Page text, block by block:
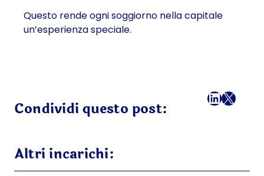
Questo rende ogni soggiorno nella capitale
un’esperienza speciale.
Condividi questo post:
Facebook
LinkedIn
X
Altri incarichi: